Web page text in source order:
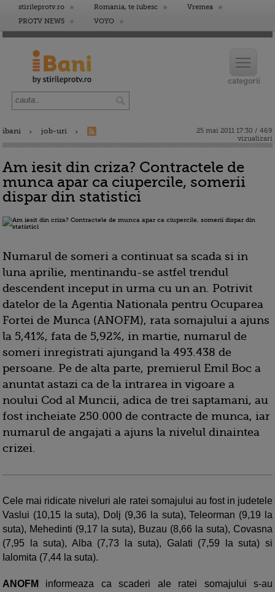
stirileprotv.ro Romania, te iubesc
Vremea
PROTV NEWS
VOYO
ibani job-uri
25 mai 2011 17:30 / 469
vizualizari
Am iesit din criza? Contractele de
munca apar ca ciupercile, somerii
dispar din statistici
Numarul de someri a continuat sa scada si in
luna aprilie, mentinandu-se astfel trendul
descendent inceput in urma cu un an. Potrivit
datelor de la Agentia Nationala pentru Ocuparea
Fortei de Munca (ANOFM), rata somajului a ajuns
la 5,41%, fata de 5,92%, in martie, numarul de
someri inregistrati ajungand la 493.438 de
persoane. Pe de alta parte, premierul Emil Boc a
anuntat astazi ca de la intrarea in vigoare a
noului Cod al Muncii, adica de trei saptamani, au
fost incheiate 250.000 de contracte de munca, iar
numarul de angajati a ajuns la nivelul dinaintea
crizei.
Cele mai ridicate niveluri ale ratei somajului au fost in judetele
Vaslui (10,15 la suta), Dolj (9,36 la suta), Teleorman (9,19 la
suta), Mehedinti (9,17 la suta), Buzau (8,66 la suta), Covasna
(7,95 la suta), Alba (7,73 la suta), Galati (7,59 la suta) si
Ialomita (7,44 la suta).
ANOFM informeaza ca scaderi ale ratei somajului s-au